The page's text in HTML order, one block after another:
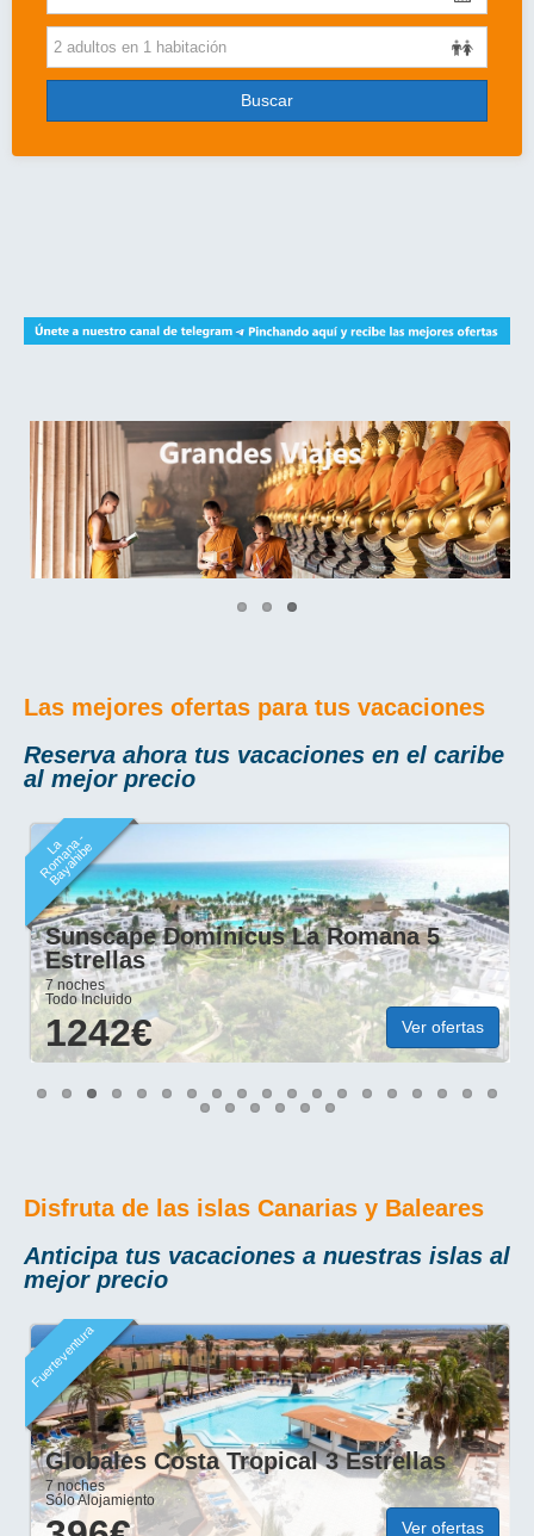
Cruceros
Viajes de novios
Grandes Viajes
Buscar
Las mejores ofertas para tus vacaciones
Reserva ahora tus vacaciones en el caribe
al mejor precio
La
R
o
m
a
n
a
-
B
a
y
a
hi
b
e
Sunscape Dominicus La Romana 5
Estrellas
7 noches
Todo Incluido
1242€ Ver ofertas
Disfruta de las islas Canarias y Baleares
Anticipa tus vacaciones a nuestras islas al
mejor precio
Fuerteventura
Globales Costa Tropical 3 Estrellas
7 noches
Sólo Alojamiento
Ver ofertas